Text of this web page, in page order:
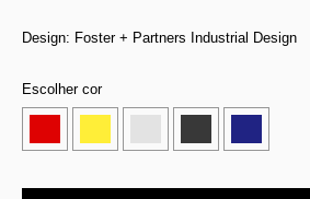
Design: Foster + Partners Industrial Design
Escolher cor